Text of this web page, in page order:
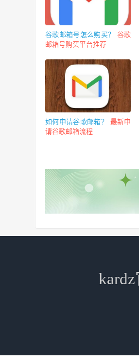
谷歌邮箱号怎么购买？ 谷歌
邮箱号购买平台推荐
如何申请谷歌邮箱？ 最新申
请谷歌邮箱流程